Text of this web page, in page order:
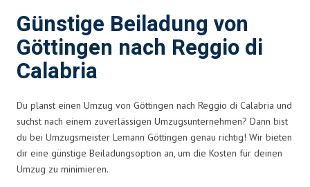
Günstige Beiladung von
Göttingen nach Reggio di
Calabria
Du planst einen Umzug von Göttingen nach Reggio di Calabria und
suchst nach einem zuverlässigen Umzugsunternehmen? Dann bist
du bei Umzugsmeister Lemann Göttingen genau richtig! Wir bieten
dir eine günstige Beiladungsoption an, um die Kosten für deinen
Umzug zu minimieren.